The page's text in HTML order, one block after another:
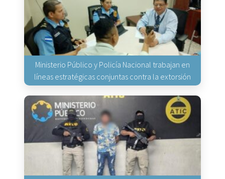
Ministerio Público y Policía Nacional trabajan en
líneas estratégicas conjuntas contra la extorsión